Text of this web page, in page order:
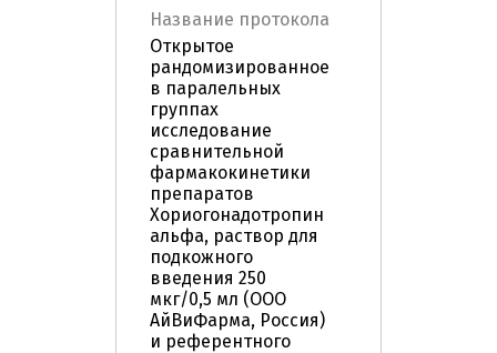
Название протокола
Открытое
рандомизированное
в паралельных
группах
исследование
сравнительной
фармакокинетики
препаратов
Хориогонадотропин
альфа, раствор для
подкожного
введения 250
мкг/0,5 мл (ООО
АйВиФарма, Россия)
и референтного